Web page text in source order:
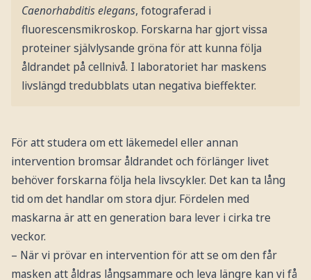
Caenorhabditis elegans, fotograferad i
fluorescensmikroskop. Forskarna har gjort vissa
proteiner självlysande gröna för att kunna följa
åldrandet på cellnivå. I laboratoriet har maskens
livslängd tredubblats utan negativa bieffekter.
För att studera om ett läkemedel eller annan
intervention bromsar åldrandet och förlänger livet
behöver forskarna följa hela livscykler. Det kan ta lång
tid om det handlar om stora djur. Fördelen med
maskarna är att en generation bara lever i cirka tre
veckor.
– När vi prövar en intervention för att se om den får
masken att åldras långsammare och leva längre kan vi få